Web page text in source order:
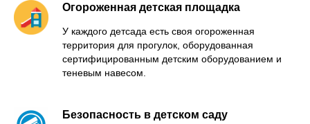
Огороженная детская площадка
У каждого детсада есть своя огороженная
территория для прогулок, оборудованная
сертифицированным детским оборудованием и
теневым навесом.
Безопасность в детском саду